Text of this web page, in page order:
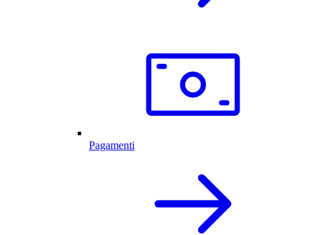
Pagamenti